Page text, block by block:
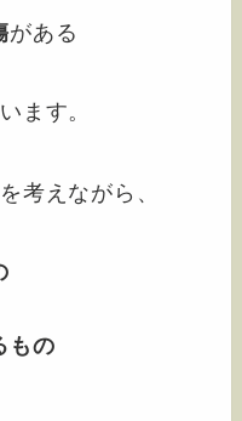
がある
ます。
考えながら、
もの